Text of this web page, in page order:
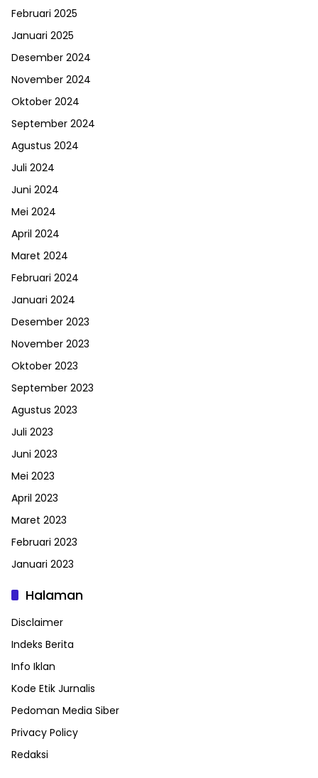
Februari 2025
Januari 2025
Desember 2024
November 2024
Oktober 2024
September 2024
Agustus 2024
Juli 2024
Juni 2024
Mei 2024
April 2024
Maret 2024
Februari 2024
Januari 2024
Desember 2023
November 2023
Oktober 2023
September 2023
Agustus 2023
Juli 2023
Juni 2023
Mei 2023
April 2023
Maret 2023
Februari 2023
Januari 2023
Halaman
Disclaimer
Indeks Berita
Info Iklan
Kode Etik Jurnalis
Pedoman Media Siber
Privacy Policy
Redaksi